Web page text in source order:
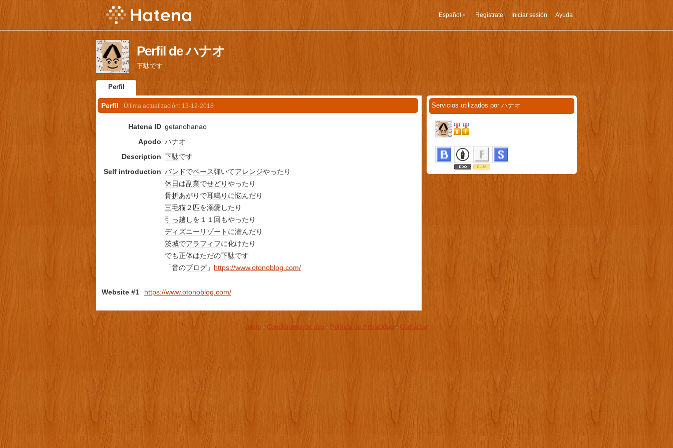
Español Regístrate Iniciar sesión Ayuda
Perfil de ハナオ
下駄です
Perfil
Perfil Última actualización: 13-12-2018
Hatena ID getanohanao
Apodo ハナオ
Description 下駄です
Self introduction バンドでベース弾いてアレンジやったり
休日は副業でせどりやったり
骨折あがりで耳鳴り に悩んだり
三毛猫２匹を溺愛したり
引っ越しを１１回もやったり
ディズニー リゾート に潜んだり
茨城でアラフィフに化けたり
でも正体はただの下駄です
「音のブログ 」 https://www.otonoblog.com/
Website #1 https://www.otonoblog.com/
Servicios utilizados por ハナオ
Inicio - Condiciones de uso - Política de Privacidad- Contactar